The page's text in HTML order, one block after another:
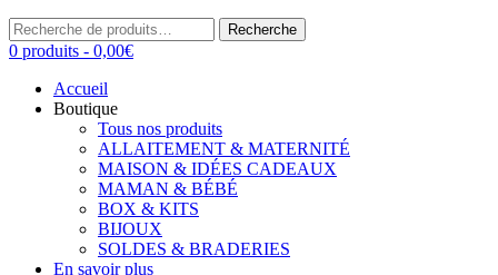
Recherche
pour :
Recherche
0 produits - 0,00€
Accueil
Boutique
Tous nos produits
ALLAITEMENT & MATERNITÉ
MAISON & IDÉES CADEAUX
MAMAN & BÉBÉ
BOX & KITS
BIJOUX
SOLDES & BRADERIES
En savoir plus